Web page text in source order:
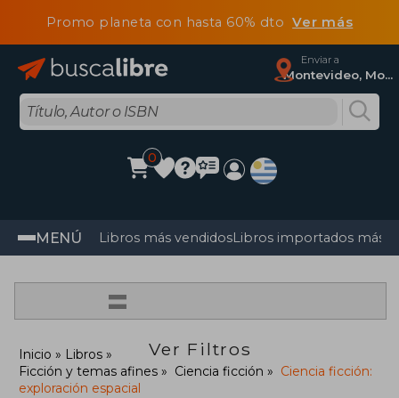
Promo planeta con hasta 60% dtoVer más
Enviar a
Montevideo, Montevideo
0
MENÚ Libros más vendidosLibros importados más
=
Ver Filtros
Inicio
Libros
Ficción y temas afines
Ciencia ficción
Ciencia ficción:
exploración espacial